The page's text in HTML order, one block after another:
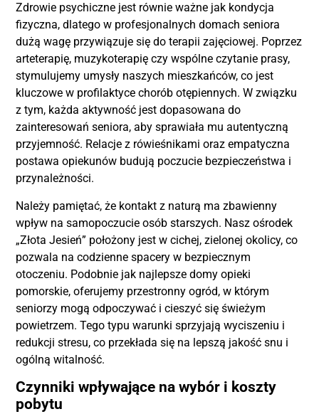
Zdrowie psychiczne jest równie ważne jak kondycja
fizyczna, dlatego w profesjonalnych domach seniora
dużą wagę przywiązuje się do terapii zajęciowej. Poprzez
arteterapię, muzykoterapię czy wspólne czytanie prasy,
stymulujemy umysły naszych mieszkańców, co jest
kluczowe w profilaktyce chorób otępiennych. W związku
z tym, każda aktywność jest dopasowana do
zainteresowań seniora, aby sprawiała mu autentyczną
przyjemność. Relacje z rówieśnikami oraz empatyczna
postawa opiekunów budują poczucie bezpieczeństwa i
przynależności.
Należy pamiętać, że kontakt z naturą ma zbawienny
wpływ na samopoczucie osób starszych. Nasz ośrodek
„Złota Jesień” położony jest w cichej, zielonej okolicy, co
pozwala na codzienne spacery w bezpiecznym
otoczeniu. Podobnie jak najlepsze domy opieki
pomorskie, oferujemy przestronny ogród, w którym
seniorzy mogą odpoczywać i cieszyć się świeżym
powietrzem. Tego typu warunki sprzyjają wyciszeniu i
redukcji stresu, co przekłada się na lepszą jakość snu i
ogólną witalność.
Czynniki wpływające na wybór i koszty
pobytu